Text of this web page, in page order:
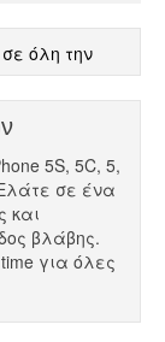
όλη την
5S, 5C, 5,
σε ένα
και
βλάβης.
για όλες